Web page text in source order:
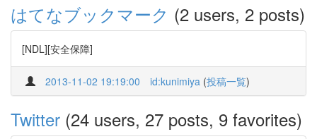
はてなブックマーク (2 users, 2 posts)
[NDL][安全保障]
2013-11-02 19:19:00 id:kunimiya (投稿一覧)
Twitter (24 users, 27 posts, 9 favorites)